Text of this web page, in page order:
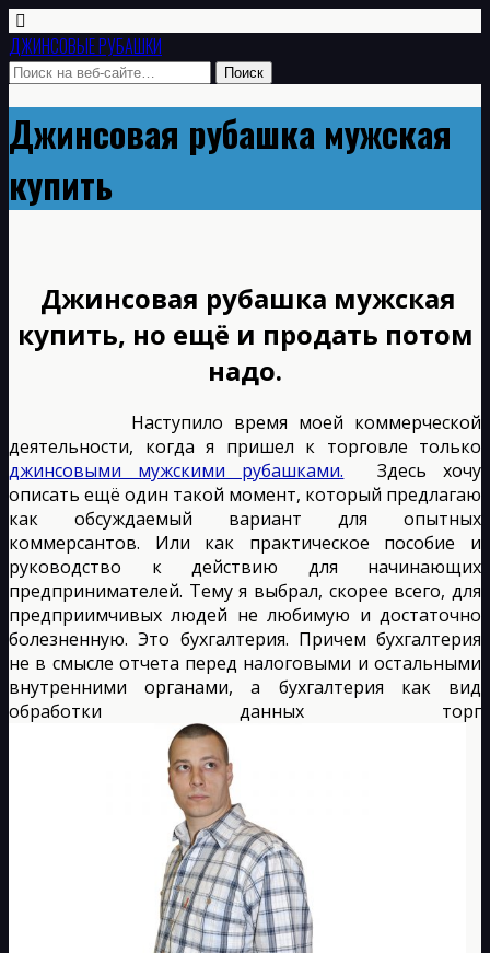
ДЖИНСОВЫЕ РУБАШКИ
Джинсовая рубашка мужская
купить
Джинсовая рубашка мужская
купить, но ещё и продать потом
надо.
Наступило время моей коммерческой
деятельности, когда я пришел к торговле только
джинсовыми мужскими рубашками. Здесь хочу
описать ещё один такой момент, который предлагаю
как обсуждаемый вариант для опытных
коммерсантов. Или как практическое пособие и
руководство к действию для начинающих
предпринимателей. Тему я выбрал, скорее всего, для
предприимчивых людей не любимую и достаточно
болезненную. Это бухгалтерия. Причем бухгалтерия
не в смысле отчета перед налоговыми и остальными
внутренними органами, а бухгалтерия как вид
обработки данных торг